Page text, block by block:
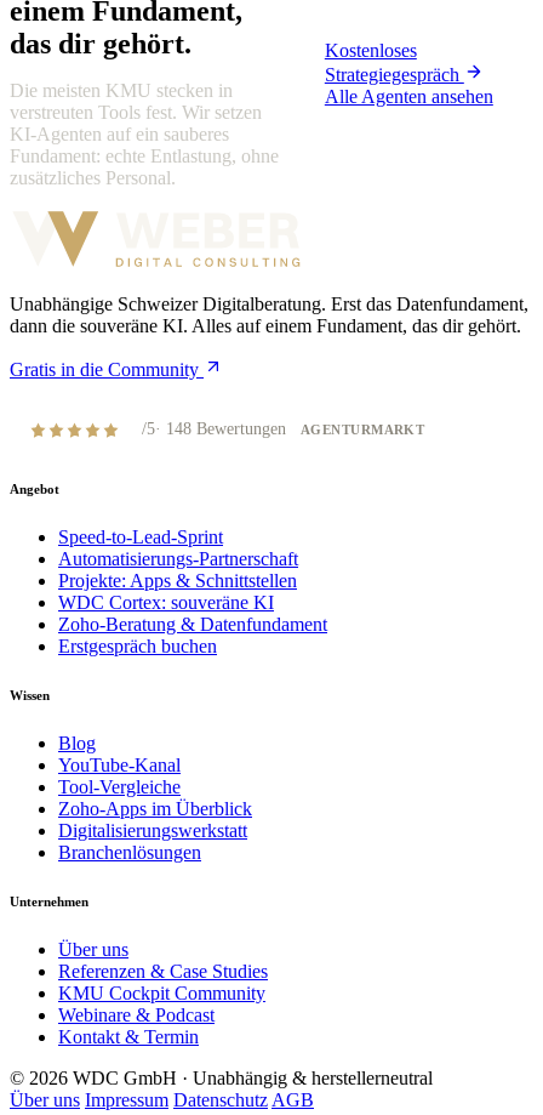
einem Fundament,
das dir gehört.
Die meisten KMU stecken in
verstreuten Tools fest. Wir setzen
KI-Agenten auf ein sauberes
Fundament: echte Entlastung, ohne
zusätzliches Personal.
Kostenloses
Strategiegespräch
Alle Agenten ansehen
Unabhängige Schweizer Digitalberatung. Erst das Datenfundament,
dann die souveräne KI. Alles auf einem Fundament, das dir gehört.
Gratis in die Community
/5· 148 Bewertungen AGENTURMARKT
Angebot
Speed-to-Lead-Sprint
Automatisierungs-Partnerschaft
Projekte: Apps & Schnittstellen
WDC Cortex: souveräne KI
Zoho-Beratung & Datenfundament
Erstgespräch buchen
Wissen
Blog
YouTube-Kanal
Tool-Vergleiche
Zoho-Apps im Überblick
Digitalisierungswerkstatt
Branchenlösungen
Unternehmen
Über uns
Referenzen & Case Studies
KMU Cockpit Community
Webinare & Podcast
Kontakt & Termin
© 2026 WDC GmbH · Unabhängig & herstellerneutral
Über uns Impressum Datenschutz AGB